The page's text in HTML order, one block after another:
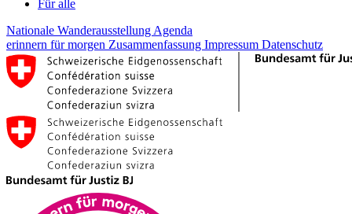
Für alle
Nationale Wanderausstellung Agenda
erinnern für morgen Zusammenfassung Impressum Datenschutz